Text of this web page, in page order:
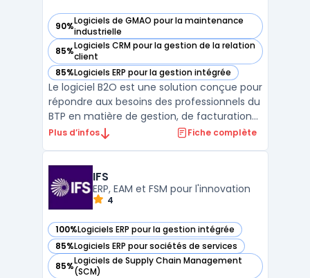
90%Logiciels de GMAO pour la maintenance
industrielle
— voir B2O dans cette catégorie
85%Logiciels CRM pour la gestion de la relation
client
— voir B2O dans cette catégorie
85%Logiciels ERP pour la gestion intégrée
— voir B2O dans cette catégorie
Le logiciel B2O est une solution conçue pour
répondre aux besoins des professionnels du
BTP en matière de gestion, de facturation
et de suivi d'activité. Destiné aux artisans,
centraliser l’ensemble des processus métier
sur ...
Plus d’infos Fiche complète
IFS
ERP, EAM et FSM pour l'innovation
4
100%Logiciels ERP pour la gestion intégrée
— voir IFS dans cette catégorie
85%Logiciels ERP pour sociétés de services
— voir IFS dans cette catégorie
85%Logiciels de Supply Chain Management
(SCM)
— voir IFS dans cette catégorie